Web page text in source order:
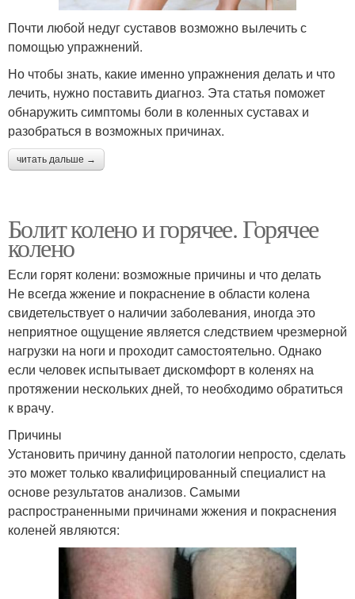
Почти любой недуг суставов возможно вылечить с
помощью упражнений.
Но чтобы знать, какие именно упражнения делать и что
лечить, нужно поставить диагноз. Эта статья поможет
обнаружить симптомы боли в коленных суставах и
разобраться в возможных причинах.
читать дальше →
Болит колено и горячее. Горячее
колено
Если горят колени: возможные причины и что делать
Не всегда жжение и покраснение в области колена
свидетельствует о наличии заболевания, иногда это
неприятное ощущение является следствием чрезмерной
нагрузки на ноги и проходит самостоятельно. Однако
если человек испытывает дискомфорт в коленях на
протяжении нескольких дней, то необходимо обратиться
к врачу.
Причины
Установить причину данной патологии непросто, сделать
это может только квалифицированный специалист на
основе результатов анализов. Самыми
распространенными причинами жжения и покраснения
коленей являются: